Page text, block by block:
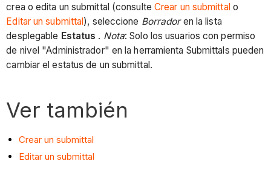
crea o edita un submittal (consulte Crear un submittalo
Editar un submittal), seleccione Borradoren la lista
desplegable Estatus . Nota: Solo los usuarios con permiso
de nivel "Administrador" en la herramienta Submittals pueden
cambiar el estatus de un submittal.
Ver también
Crear un submittal
Editar un submittal